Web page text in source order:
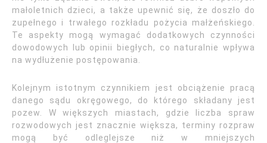
małoletnich dzieci, a także upewnić się, że doszło do
zupełnego i trwałego rozkładu pożycia małżeńskiego.
Te aspekty mogą wymagać dodatkowych czynności
dowodowych lub opinii biegłych, co naturalnie wpływa
na wydłużenie postępowania.
Kolejnym istotnym czynnikiem jest obciążenie pracą
danego sądu okręgowego, do którego składany jest
pozew. W większych miastach, gdzie liczba spraw
rozwodowych jest znacznie większa, terminy rozpraw
mogą być odleglejsze niż w mniejszych